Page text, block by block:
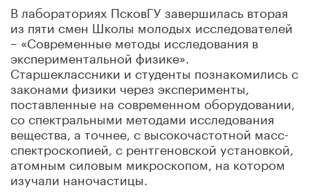
В лабораториях ПсковГУ завершилась вторая
из пяти смен Школы молодых исследователей
– «Современные методы исследования в
экспериментальной физике».
Старшеклассники и студенты познакомились с
законами физики через эксперименты,
поставленные на современном оборудовании,
со спектральными методами исследования
вещества, а точнее, с высокочастотной масс-
спектроскопией, с рентгеновской установкой,
атомным силовым микроскопом, на котором
изучали наночастицы.